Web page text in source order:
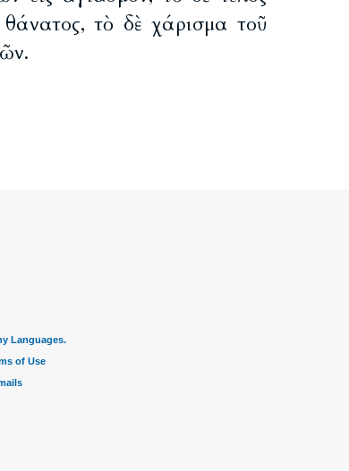
τὸ δὲ χάρισμα τοῦ